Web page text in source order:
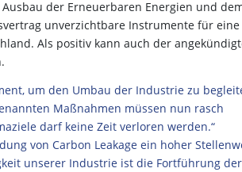
der Erneuerbaren Energien und
unverzichtbare Instrumente für eine
Als positiv kann auch der
um den Umbau der Industrie zu
Maßnahmen müssen nun rasch
darf keine Zeit verloren werden.“
von Carbon Leakage ein hoher
unserer Industrie ist die Fortführung der